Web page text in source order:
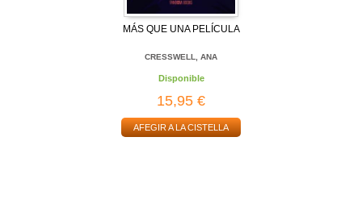
MÁS QUE UNA PELÍCULA
CRESSWELL, ANA
Disponible
15,95 €
AFEGIR A LA CISTELLA